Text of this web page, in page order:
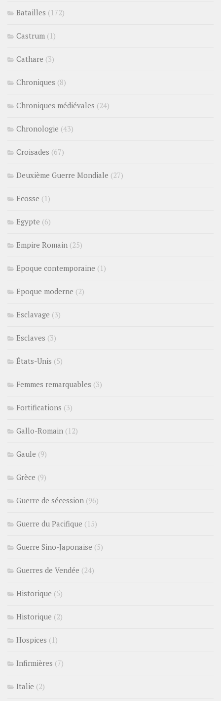
Batailles (172)
Castrum (1)
Cathare (3)
Chroniques (8)
Chroniques médiévales (24)
Chronologie (43)
Croisades (67)
Deuxième Guerre Mondiale (27)
Ecosse (1)
Egypte (6)
Empire Romain (25)
Epoque contemporaine (1)
Epoque moderne (2)
Esclavage (3)
Esclaves (3)
États-Unis (5)
Femmes remarquables (3)
Fortifications (3)
Gallo-Romain (12)
Gaule (9)
Grèce (9)
Guerre de sécession (96)
Guerre du Pacifique (15)
Guerre Sino-Japonaise (5)
Guerres de Vendée (24)
Historique (5)
Historique (2)
Hospices (1)
Infirmières (7)
Italie (2)